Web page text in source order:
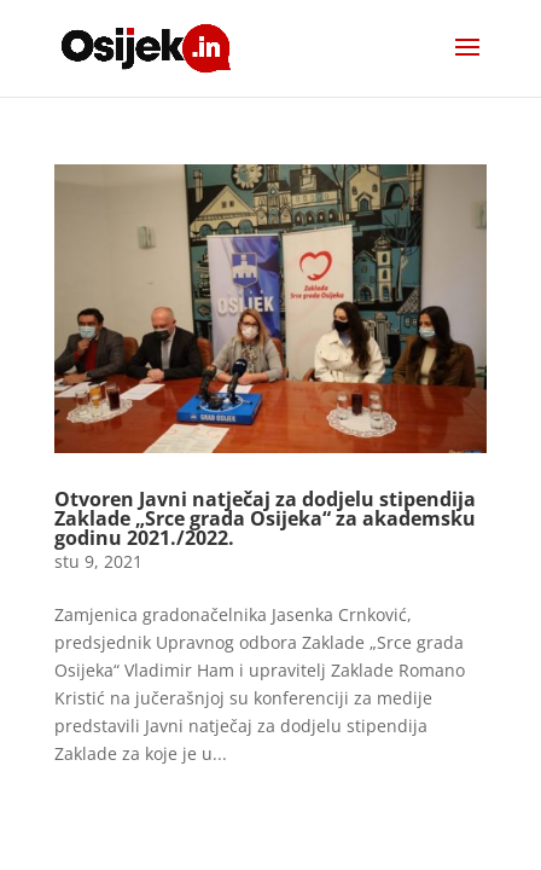
Otvoren Javni natječaj za dodjelu stipendija
Zaklade „Srce grada Osijeka“ za akademsku
godinu 2021./2022.
stu 9, 2021
Zamjenica gradonačelnika Jasenka Crnković,
predsjednik Upravnog odbora Zaklade „Srce grada
Osijeka“ Vladimir Ham i upravitelj Zaklade Romano
Kristić na jučerašnjoj su konferenciji za medije
predstavili Javni natječaj za dodjelu stipendija
Zaklade za koje je u...